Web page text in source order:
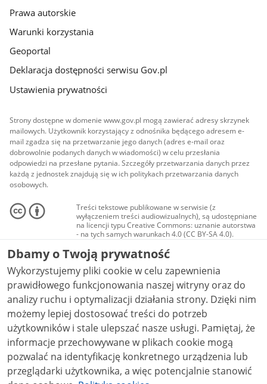
Prawa autorskie
Warunki korzystania
Geoportal
Deklaracja dostępności serwisu Gov.pl
Ustawienia prywatności
Strony dostępne w domenie www.gov.pl mogą zawierać adresy skrzynek
mailowych. Użytkownik korzystający z odnośnika będącego adresem e-
mail zgadza się na przetwarzanie jego danych (adres e-mail oraz
dobrowolnie podanych danych w wiadomości) w celu przesłania
odpowiedzi na przesłane pytania. Szczegóły przetwarzania danych przez
każdą z jednostek znajdują się w ich politykach przetwarzania danych
osobowych.
Treści tekstowe publikowane w serwisie (z
wyłączeniem treści audiowizualnych), są udostępniane
na licencji typu Creative Commons: uznanie autorstwa
- na tych samych warunkach 4.0 (CC BY-SA 4.0).
Materiały audiowizualne, w tym zdjęcia, materiały
audio i wideo, są udostępniane na licencji typu
Creative Commons: uznanie autorstwa użycie
niekomercyjne - bez utworów zależnych 4.0 (CC BY-
NC-ND 4.0), o ile nie jest to stwierdzone inaczej.
Dbamy o Twoją prywatność
Wykorzystujemy pliki cookie w celu zapewnienia
prawidłowego funkcjonowania naszej witryny oraz do
analizy ruchu i optymalizacji działania strony. Dzięki nim
możemy lepiej dostosować treści do potrzeb
użytkowników i stale ulepszać nasze usługi. Pamiętaj, że
informacje przechowywane w plikach cookie mogą
pozwalać na identyfikację konkretnego urządzenia lub
przeglądarki użytkownika, a więc potencjalnie stanowić